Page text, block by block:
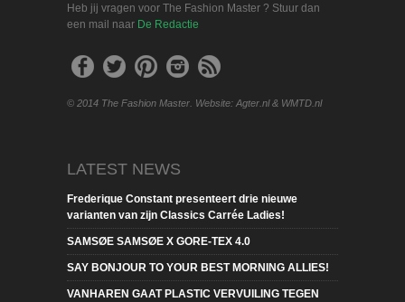
Heb jij vragen voor The Fashion Master ? Stuur dan
een mail naar De Redactie
© 2014 The Fashion Master. Website: Agter.nl & WMTD.nl
LATEST NEWS
Frederique Constant presenteert drie nieuwe
varianten van zijn Classics Carrée Ladies!
SAMSØE SAMSØE X GORE-TEX 4.0
SAY BONJOUR TO YOUR BEST MORNING ALLIES!
VANHAREN GAAT PLASTIC VERVUILING TEGEN